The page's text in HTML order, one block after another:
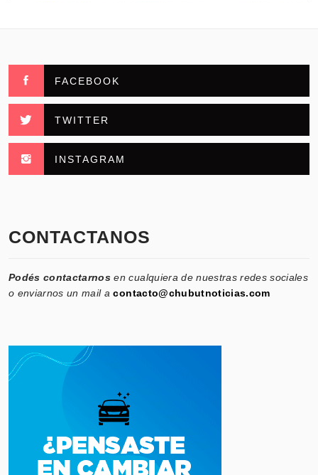
FACEBOOK
TWITTER
INSTAGRAM
CONTACTANOS
Podés contactarnos en cualquiera de nuestras redes sociales
o enviarnos un mail acontacto@chubutnoticias.com